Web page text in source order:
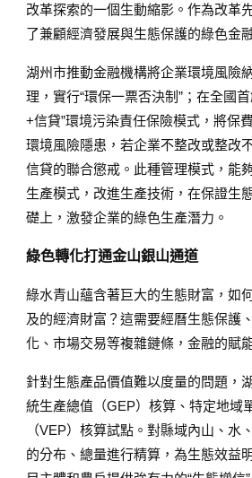
改革探索的一個生動縮影。作為改革
了兼顧經濟發展與生態保護的綠色金
湖州市推動金融機構將企業環境風險
理，實行“環保一票否決制”；在全國
+信貸”環境污染責任保險模式，將保
環境風險隱患，若企業不整改或整改
信貸的聯合懲戒。此種管理模式，能
生產模式，改進生產技術，在保證生
礎上，激發企業的綠色生產潛力。
綠色轉化打通金山銀山通道
綠水青山蘊含著巨大的生態財富，如
及的經濟財富？這需要經曆生態保護
化、市場交易等複雜鏈條，金融的賦
針對生態產品價值難以度量的問題，
統生產總值（GEP）核算、特定地域
（VEP）核算試點。對縣域內山、水
的分布、總量進行精算，為生態效益